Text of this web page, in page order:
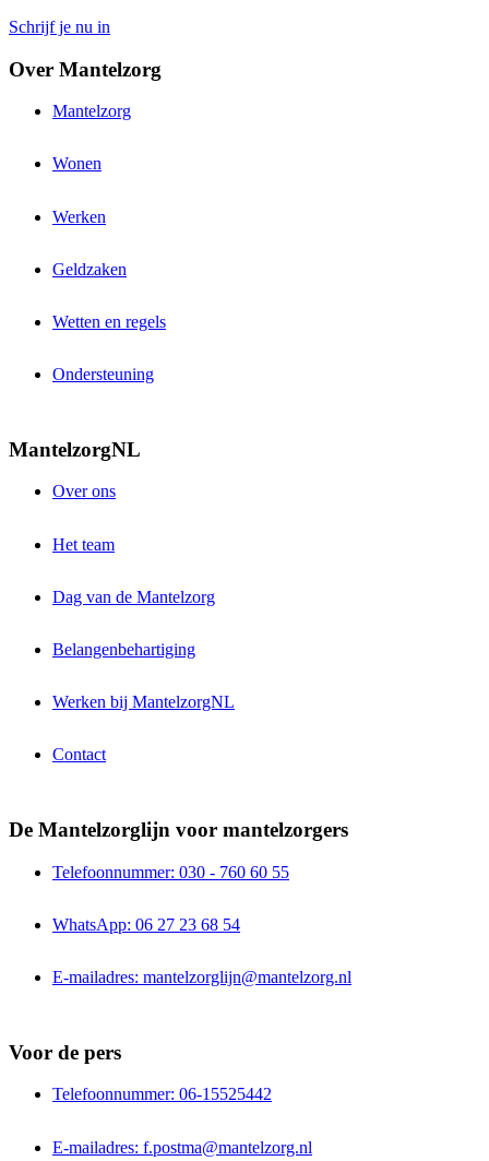
Schrijf je nu in
Over Mantelzorg
Mantelzorg
Wonen
Werken
Geldzaken
Wetten en regels
Ondersteuning
MantelzorgNL
Over ons
Het team
Dag van de Mantelzorg
Belangenbehartiging
Werken bij MantelzorgNL
Contact
De Mantelzorglijn voor mantelzorgers
Telefoonnummer: 030 - 760 60 55
WhatsApp: 06 27 23 68 54
E-mailadres: mantelzorglijn@mantelzorg.nl
Voor de pers
Telefoonnummer: 06-15525442
E-mailadres: f.postma@mantelzorg.nl